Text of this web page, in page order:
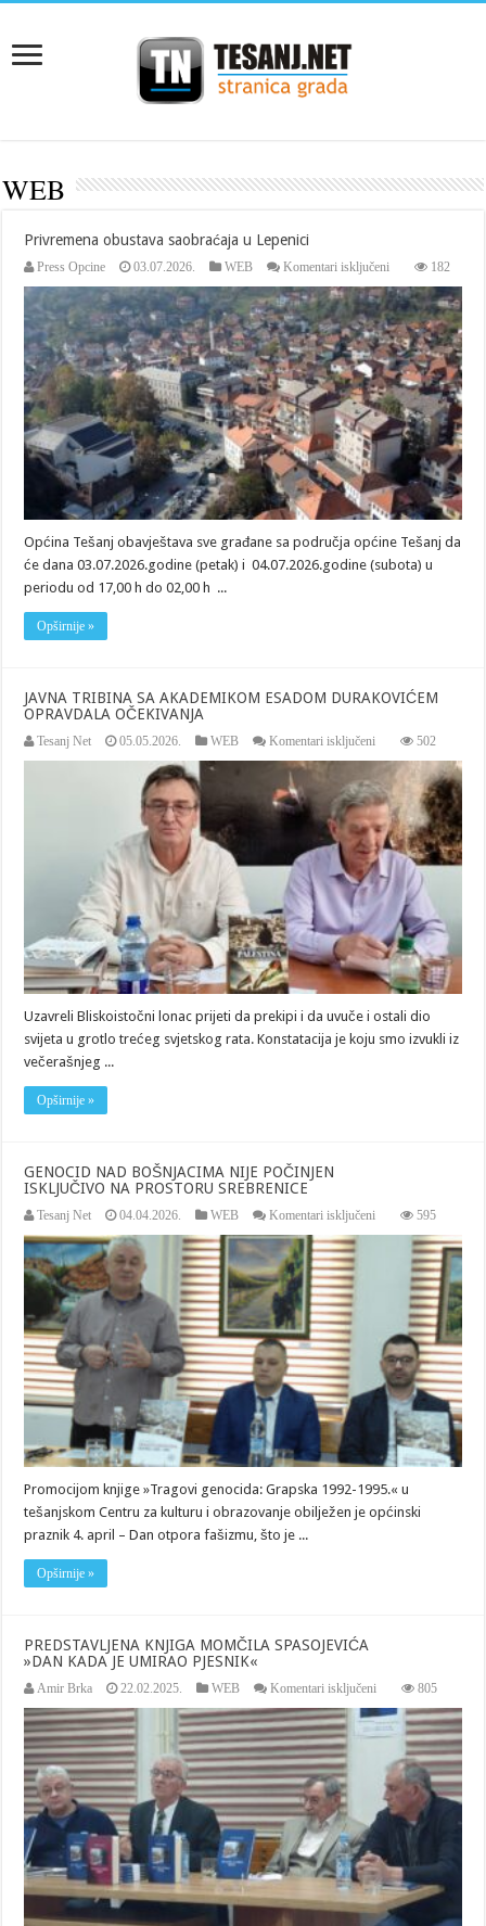
WEB
Privremena obustava saobraćaja u Lepenici
Press Opcine 03.07.2026. WEB Komentari isključeni
obustava
saobraćaja
u
Lepenici
182
Općina Tešanj obavještava sve građane sa područja općine Tešanj da
će dana 03.07.2026.godine (petak) i 04.07.2026.godine (subota) u
periodu od 17,00 h do 02,00 h ...
Opširnije »
JAVNA TRIBINA SA AKADEMIKOM ESADOM DURAKOVIĆEM
OPRAVDALA OČEKIVANJA
Tesanj Net 05.05.2026. WEB Komentari isključeni
TRIBINA
SA
AKADEMIKOM
ESADOM
DURAKOVIĆEM
OPRAVDALA
OČEKIVANJA
502
Uzavreli Bliskoistočni lonac prijeti da prekipi i da uvuče i ostali dio
svijeta u grotlo trećeg svjetskog rata. Konstatacija je koju smo izvukli iz
večerašnjeg ...
Opširnije »
GENOCID NAD BOŠNJACIMA NIJE POČINJEN
ISKLJUČIVO NA PROSTORU SREBRENICE
Tesanj Net 04.04.2026. WEB Komentari isključeni
BOŠNJACIMA
POČINJEN
ISKLJUČIVO
PROSTORU
SREBRENICE
595
Promocijom knjige »Tragovi genocida: Grapska 1992-1995.« u
tešanjskom Centru za kulturu i obrazovanje obilježen je općinski
praznik 4. april – Dan otpora fašizmu, što je ...
Opširnije »
PREDSTAVLJENA KNJIGA MOMČILA SPASOJEVIĆA
»DAN KADA JE UMIRAO PJESNIK«
Amir Brka 22.02.2025. WEB Komentari isključeni
KNJIGA
MOMČILA
SPASOJEVIĆA
»DAN
KADA
JE
UMIRAO
PJESNIK«
805